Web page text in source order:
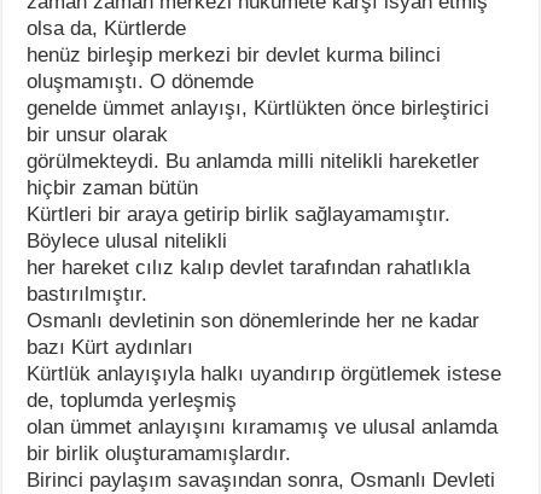
olsa da, Kürtlerde
henüz birleşip merkezi bir devlet kurma bilinci
oluşmamıştı. O dönemde
genelde ümmet anlayışı, Kürtlükten önce birleştirici
bir unsur olarak
görülmekteydi. Bu anlamda milli nitelikli hareketler
hiçbir zaman bütün
Kürtleri bir araya getirip birlik sağlayamamıştır.
Böylece ulusal nitelikli
her hareket cılız kalıp devlet tarafından rahatlıkla
bastırılmıştır.
Osmanlı devletinin son dönemlerinde her ne kadar
bazı Kürt aydınları
Kürtlük anlayışıyla halkı uyandırıp örgütlemek istese
de, toplumda yerleşmiş
olan ümmet anlayışını kıramamış ve ulusal anlamda
bir birlik oluşturamamışlardır.
Birinci paylaşım savaşından sonra, Osmanlı Devleti